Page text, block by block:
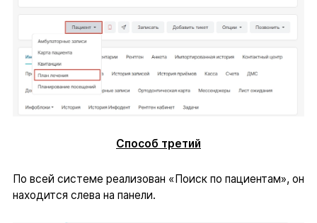
Способ третий
По всей системе реализован «Поиск по пациентам», он
находится слева на панели.